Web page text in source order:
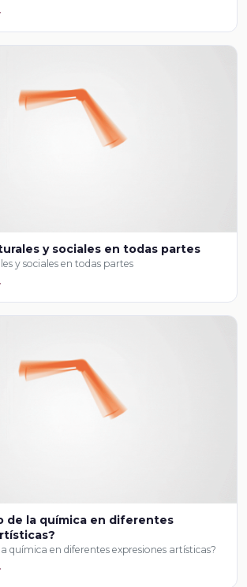
y sociales en todas partes
y sociales en todas partes
de la química en diferentes
química en diferentes expresiones artísticas?